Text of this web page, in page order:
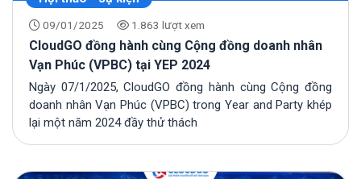
09/01/2025 1.863 lượt xem
CloudGO đồng hành cùng Cộng đồng doanh nhân
Vạn Phúc (VPBC) tại YEP 2024
Ngày 07/1/2025, CloudGO đồng hành cùng Cộng đồng
doanh nhân Vạn Phúc (VPBC) trong Year and Party khép
lại một năm 2024 đầy thử thách